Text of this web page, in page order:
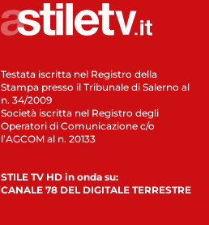
Testata iscritta nel Registro della
Stampa presso il Tribunale di Salerno al
n. 34/2009
Società iscritta nel Registro degli
Operatori di Comunicazione c/o
l’AGCOM al n. 20133
STILE TV HD in onda su:
CANALE 78 DEL DIGITALE TERRESTRE